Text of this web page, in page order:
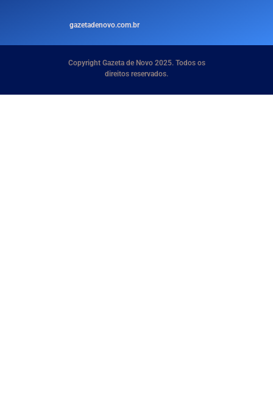
gazetadenovo.com.br
Copyright Gazeta de Novo 2025. Todos os
direitos reservados.